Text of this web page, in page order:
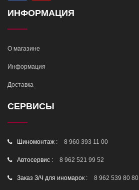
ИНФОРМАЦИЯ
О магазине
Информация
Доставка
СЕРВИСЫ
Шиномонтаж : 8 960 393 11 00
Автосервис : 8 962 521 99 52
Заказ З/Ч для иномарок : 8 962 539 80 80